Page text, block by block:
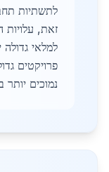
לתשתיות
זאת, עלויות
למלאי
פרויקטים
נמוכים